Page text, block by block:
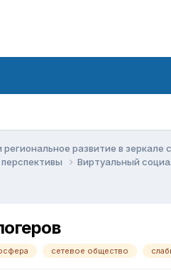
развитие в зеркале
Виртуальный
сетевое общество